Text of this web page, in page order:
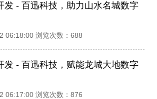
发 - 百迅科技，助力山水名城数字
06:18:00 浏览次数：688
发 - 百迅科技，赋能龙城大地数字
06:17:00 浏览次数：876